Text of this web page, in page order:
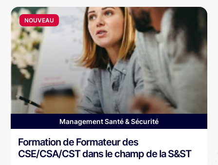
NOUVEAU
Management Santé & Sécurité
Formation de Formateur des
CSE/CSA/CST dans le champ de la S&ST